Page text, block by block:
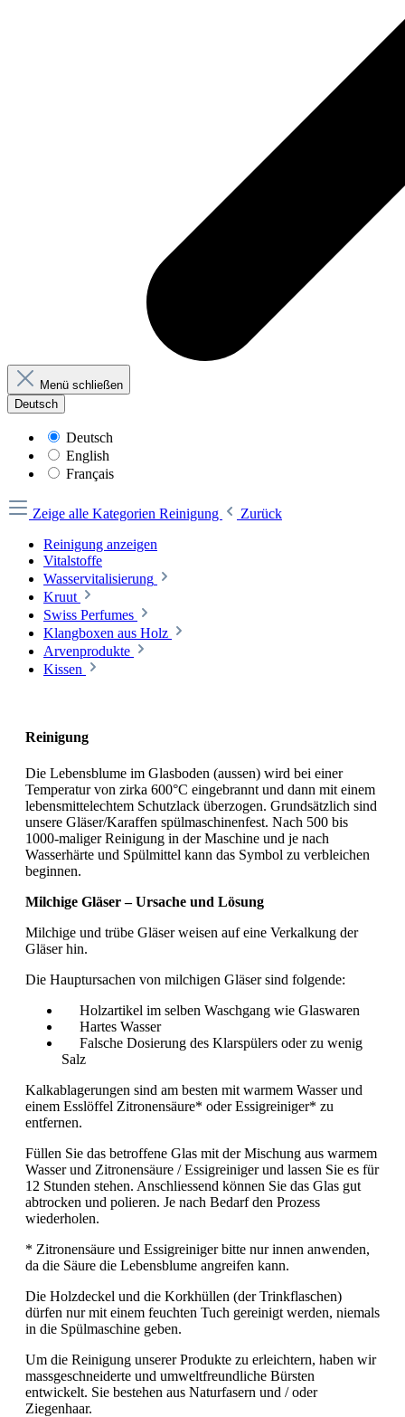
Menü schließen
Deutsch
Deutsch
English
Français
Zeige alle Kategorien Reinigung
Zurück
Reinigung anzeigen
Vitalstoffe
Wasservitalisierung
Kruut
Swiss Perfumes
Klangboxen aus Holz
Arvenprodukte
Kissen
Reinigung
Die Lebensblume im Glasboden (aussen) wird bei einer
Temperatur von zirka 600°C eingebrannt und dann mit einem
lebensmittelechtem Schutzlack überzogen. Grundsätzlich sind
unsere Gläser/Karaffen spülmaschinenfest. Nach 500 bis
1000-maliger Reinigung in der Maschine und je nach
Wasserhärte und Spülmittel kann das Symbol zu verbleichen
beginnen.
Milchige Gläser – Ursache und Lösung
Milchige und trübe Gläser weisen auf eine Verkalkung der
Gläser hin.
Die Hauptursachen von milchigen Gläser sind folgende:
Holzartikel im selben Waschgang wie Glaswaren
Hartes Wasser
Falsche Dosierung des Klarspülers oder zu wenig
Salz
Kalkablagerungen sind am besten mit warmem Wasser und
einem Esslöffel Zitronensäure* oder Essigreiniger* zu
entfernen.
Füllen Sie das betroffene Glas mit der Mischung aus warmem
Wasser und Zitronensäure / Essigreiniger und lassen Sie es für
12 Stunden stehen. Anschliessend können Sie das Glas gut
abtrocken und polieren. Je nach Bedarf den Prozess
wiederholen.
* Zitronensäure und Essigreiniger bitte nur innen anwenden,
da die Säure die Lebensblume angreifen kann.
Die Holzdeckel und die Korkhüllen (der Trinkflaschen)
dürfen nur mit einem feuchten Tuch gereinigt werden, niemals
in die Spülmaschine geben.
Um die Reinigung unserer Produkte zu erleichtern, haben wir
massgeschneiderte und umweltfreundliche Bürsten
entwickelt. Sie bestehen aus Naturfasern und / oder
Ziegenhaar.